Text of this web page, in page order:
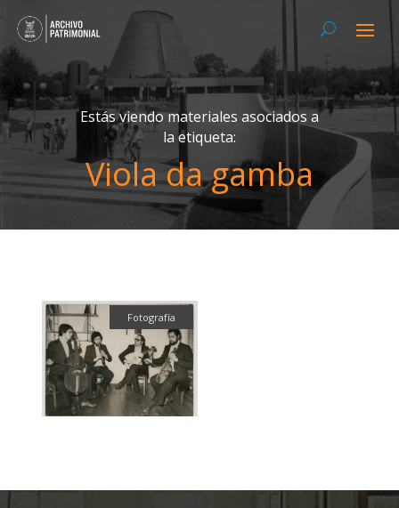
Estás viendo materiales asociados a
la etiqueta:
Viola da gamba
Fotografía